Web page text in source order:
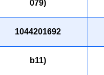
1044201692